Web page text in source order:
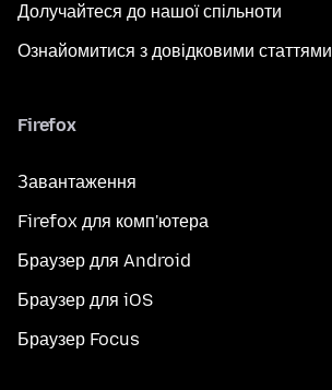
Долучайтеся до нашої спільноти
Ознайомитися з довідковими статтями
Firefox
Завантаження
Firefox для комп'ютера
Браузер для Android
Браузер для iOS
Браузер Focus